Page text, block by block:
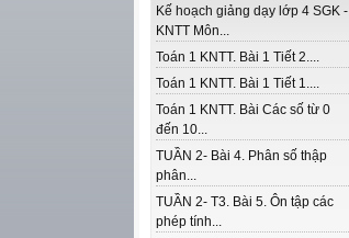
Kế hoạch giảng dạy lớp 4 SGK -
KNTT Môn...
Toán 1 KNTT. Bài 1 Tiết 2....
Toán 1 KNTT. Bài 1 Tiết 1....
Toán 1 KNTT. Bài Các số từ 0
đến 10...
TUẦN 2- Bài 4. Phân số thập
phân...
TUẦN 2- T3. Bài 5. Ôn tập các
phép tính...